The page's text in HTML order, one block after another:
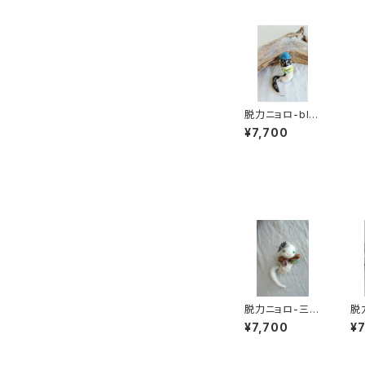
脱力ニョロ-bla
ck
¥7,700
脱力ニョロ-三角
hat
¥7,700
脱
pe